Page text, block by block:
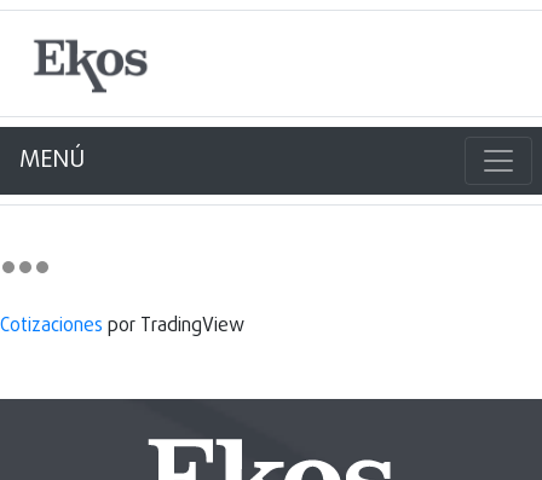
MENÚ
Cotizaciones por TradingView